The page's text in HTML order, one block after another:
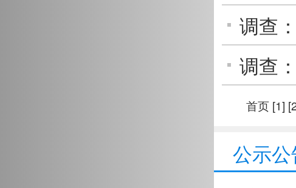
费安装
调查
鹰眼”
调查
老司机
首页 [1]
公示